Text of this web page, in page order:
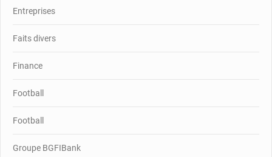
Entreprises
Faits divers
Finance
Football
Football
Groupe BGFIBank